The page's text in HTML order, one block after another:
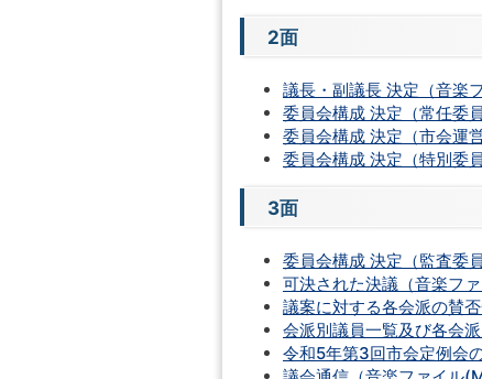
2面
議長・副議長 決定（音楽
委員会構成 決定（常任委
委員会構成 決定（市会運
委員会構成 決定（特別委
3面
委員会構成 決定（監査委
可決された決議（音楽フ
議案に対する各会派の賛
会派別議員一覧及び各会
令和5年第3回市会定例会